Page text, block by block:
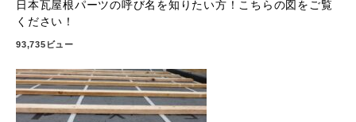
日本瓦屋根パーツの呼び名を知りたい方！こちらの図をご覧
ください！
93,735ビュー